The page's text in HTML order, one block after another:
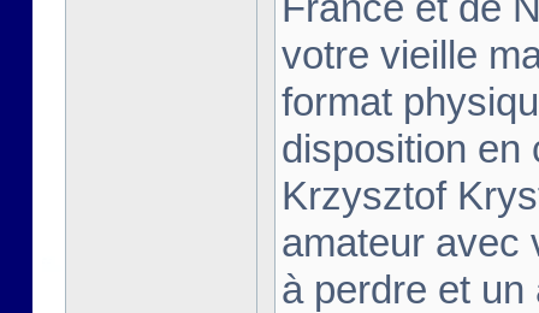
votre vieille
format
disposition en
Krzysztof
amateur avec
à perdre et